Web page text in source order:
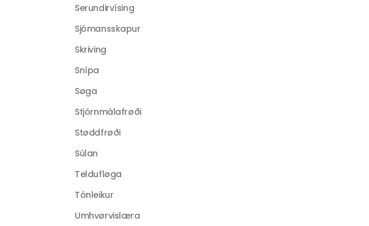
Serundirvísing
Sjómansskapur
Skriving
Snípa
Søga
Stjórnmálafrøði
Støddfrøði
Súlan
Teldufløga
Tónleikur
Umhvørvislæra